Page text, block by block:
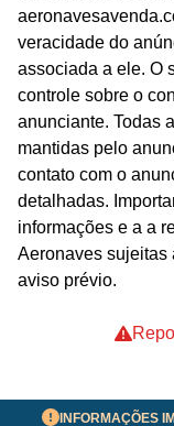
veracidade do
associada a ele. O
controle sobre o
anunciante. Todas
mantidas pelo
contato com o
detalhadas.
informações e a a
Aeronaves sujeitas
aviso prévio.
INFORMAÇÕES